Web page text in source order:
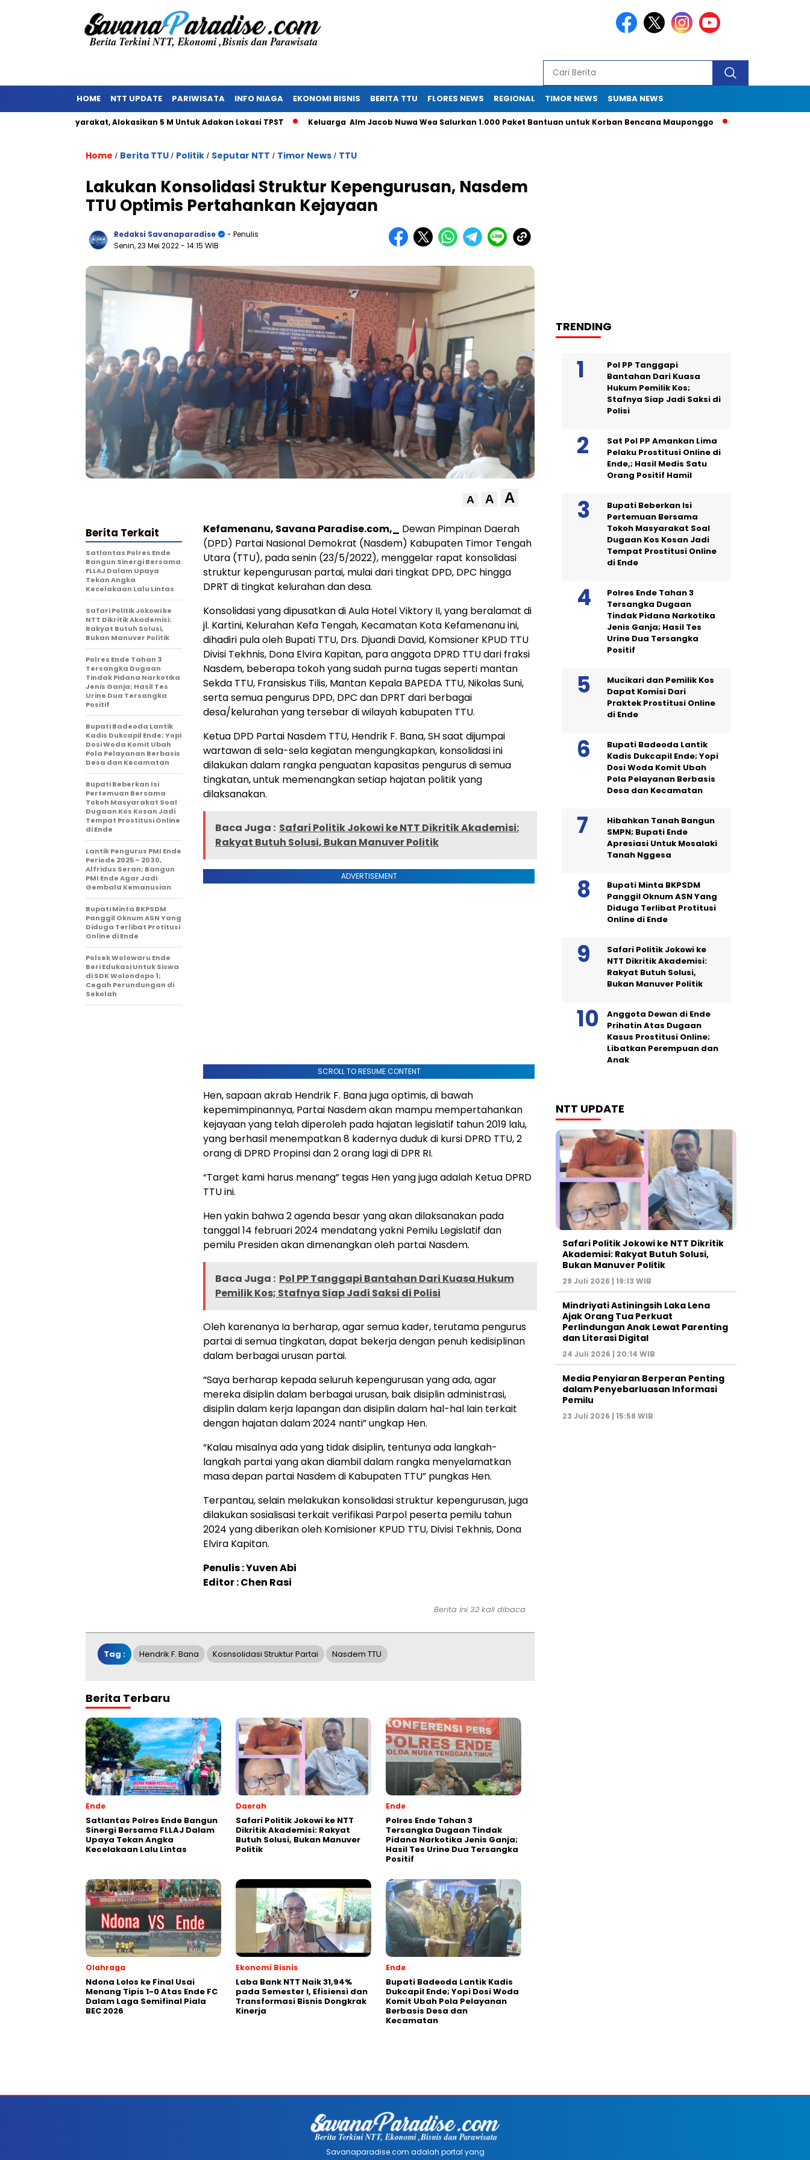
HOME NTT UPDATE PARIWISATA INFO NIAGA EKONOMI BISNIS BERITA TTU FLORES NEWS REGIONAL TIMOR NEWS SUMBA NEWS
Masyarakat, Alokasikan 5 M Untuk Adakan Lokasi TPST Keluarga Alm Jacob Nuwa Wea Salurkan 1.000 Paket Bantuan untuk Korban Bencana Mauponggo Drama Pergub 33: Kadis
Home / Berita TTU / Politik / Seputar NTT / Timor News / TTU
Lakukan Konsolidasi Struktur Kepengurusan, Nasdem
TTU Optimis Pertahankan Kejayaan
Redaksi Savanaparadise
- Penulis
Senin, 23 Mei 2022- 14:15 WIB
A A A
Kefamenanu, Savana Paradise.com,_ Dewan Pimpinan Daerah
(DPD) Partai Nasional Demokrat (Nasdem) Kabupaten Timor Tengah
Utara (TTU), pada senin (23/5/2022), menggelar rapat konsolidasi
struktur kepengurusan partai, mulai dari tingkat DPD, DPC hingga
DPRT di tingkat kelurahan dan desa.
Konsolidasi yang dipusatkan di Aula Hotel Viktory II, yang beralamat di
jl. Kartini, Kelurahan Kefa Tengah, Kecamatan Kota Kefamenanu ini,
dihadiri pula oleh Bupati TTU, Drs. Djuandi David, Komsioner KPUD TTU
Divisi Tekhnis, Dona Elvira Kapitan, para anggota DPRD TTU dari fraksi
Nasdem, beberapa tokoh yang sudah purna tugas seperti mantan
Sekda TTU, Fransiskus Tilis, Mantan Kepala BAPEDA TTU, Nikolas Suni,
serta semua pengurus DPD, DPC dan DPRT dari berbagai
desa/kelurahan yang tersebar di wilayah kabupaten TTU.
Ketua DPD Partai Nasdem TTU, Hendrik F. Bana, SH saat dijumpai
wartawan di sela-sela kegiatan mengungkapkan, konsolidasi ini
dilakukan dalam rangka penguatan kapasitas pengurus di semua
tingkatan, untuk memenangkan setiap hajatan politik yang
dilaksanakan.
Baca Juga : Safari Politik Jokowi ke NTT Dikritik Akademisi:
Rakyat Butuh Solusi, Bukan Manuver Politik
ADVERTISEMENT
SCROLL TO RESUME CONTENT
Hen, sapaan akrab Hendrik F. Bana juga optimis, di bawah
kepemimpinannya, Partai Nasdem akan mampu mempertahankan
kejayaan yang telah diperoleh pada hajatan legislatif tahun 2019 lalu,
yang berhasil menempatkan 8 kadernya duduk di kursi DPRD TTU, 2
orang di DPRD Propinsi dan 2 orang lagi di DPR RI.
“Target kami harus menang” tegas Hen yang juga adalah Ketua DPRD
TTU ini.
Hen yakin bahwa 2 agenda besar yang akan dilaksanakan pada
tanggal 14 februari 2024 mendatang yakni Pemilu Legislatif dan
pemilu Presiden akan dimenangkan oleh partai Nasdem.
Baca Juga : Pol PP Tanggapi Bantahan Dari Kuasa Hukum
Pemilik Kos; Stafnya Siap Jadi Saksi di Polisi
Oleh karenanya Ia berharap, agar semua kader, terutama pengurus
partai di semua tingkatan, dapat bekerja dengan penuh kedisiplinan
dalam berbagai urusan partai.
“Saya berharap kepada seluruh kepengurusan yang ada, agar
mereka disiplin dalam berbagai urusan, baik disiplin administrasi,
disiplin dalam kerja lapangan dan disiplin dalam hal-hal lain terkait
dengan hajatan dalam 2024 nanti” ungkap Hen.
“Kalau misalnya ada yang tidak disiplin, tentunya ada langkah-
langkah partai yang akan diambil dalam rangka menyelamatkan
masa depan partai Nasdem di Kabupaten TTU” pungkas Hen.
Terpantau, selain melakukan konsolidasi struktur kepengurusan, juga
dilakukan sosialisasi terkait verifikasi Parpol peserta pemilu tahun
2024 yang diberikan oleh Komisioner KPUD TTU, Divisi Tekhnis, Dona
Elvira Kapitan.
Penulis : Yuven Abi
Editor : Chen Rasi
Berita Terkait
Satlantas Polres Ende
Bangun Sinergi Bersama
FLLAJ Dalam Upaya
Tekan Angka
Kecelakaan Lalu Lintas
Safari Politik Jokowi ke
NTT Dikritik Akademisi:
Rakyat Butuh Solusi,
Bukan Manuver Politik
Polres Ende Tahan 3
Tersangka Dugaan
Tindak Pidana Narkotika
Jenis Ganja; Hasil Tes
Urine Dua Tersangka
Positif
Bupati Badeoda Lantik
Kadis Dukcapil Ende; Yopi
Dosi Woda Komit Ubah
Pola Pelayanan Berbasis
Desa dan Kecamatan
Bupati Beberkan Isi
Pertemuan Bersama
Tokoh Masyarakat Soal
Dugaan Kos Kosan Jadi
Tempat Prostitusi Online
di Ende
Lantik Pengurus PMI Ende
Periode 2025 – 2030,
Alfridus Seran; Bangun
PMI Ende Agar Jadi
Gembala Kemanusian
Bupati Minta BKPSDM
Panggil Oknum ASN Yang
Diduga Terlibat Protitusi
Online di Ende
Polsek Wolowaru Ende
Beri Edukasi Untuk Siswa
di SDK Wolondopo 1;
Cegah Perundungan di
Sekolah
Berita ini 32 kali dibaca
Tag : Hendrik F. Bana Kosnsolidasi Struktur Partai Nasdem TTU
Berita Terbaru
Ende
Satlantas Polres Ende Bangun
Sinergi Bersama FLLAJ Dalam
Upaya Tekan Angka
Kecelakaan Lalu Lintas
Daerah
Safari Politik Jokowi ke NTT
Dikritik Akademisi: Rakyat
Butuh Solusi, Bukan Manuver
Politik
Ende
Polres Ende Tahan 3
Tersangka Dugaan Tindak
Pidana Narkotika Jenis Ganja;
Hasil Tes Urine Dua Tersangka
Positif
Olahraga
Ndona Lolos ke Final Usai
Menang Tipis 1-0 Atas Ende FC
Dalam Laga Semifinal Piala
BEC 2026
Ekonomi Bisnis
Laba Bank NTT Naik 31,94%
pada Semester I, Efisiensi dan
Transformasi Bisnis Dongkrak
Kinerja
Ende
Bupati Badeoda Lantik Kadis
Dukcapil Ende; Yopi Dosi Woda
Komit Ubah Pola Pelayanan
Berbasis Desa dan
Kecamatan
TRENDING
Pol PP Tanggapi
Bantahan Dari Kuasa
Hukum Pemilik Kos;
Stafnya Siap Jadi Saksi di
Polisi
Sat Pol PP Amankan Lima
Pelaku Prostitusi Online di
Ende,; Hasil Medis Satu
Orang Positif Hamil
Bupati Beberkan Isi
Pertemuan Bersama
Tokoh Masyarakat Soal
Dugaan Kos Kosan Jadi
Tempat Prostitusi Online
di Ende
Polres Ende Tahan 3
Tersangka Dugaan
Tindak Pidana Narkotika
Jenis Ganja; Hasil Tes
Urine Dua Tersangka
Positif
Mucikari dan Pemilik Kos
Dapat Komisi Dari
Praktek Prostitusi Online
di Ende
Bupati Badeoda Lantik
Kadis Dukcapil Ende; Yopi
Dosi Woda Komit Ubah
Pola Pelayanan Berbasis
Desa dan Kecamatan
Hibahkan Tanah Bangun
SMPN; Bupati Ende
Apresiasi Untuk Mosalaki
Tanah Nggesa
Bupati Minta BKPSDM
Panggil Oknum ASN Yang
Diduga Terlibat Protitusi
Online di Ende
Safari Politik Jokowi ke
NTT Dikritik Akademisi:
Rakyat Butuh Solusi,
Bukan Manuver Politik
Anggota Dewan di Ende
Prihatin Atas Dugaan
Kasus Prostitusi Online;
Libatkan Perempuan dan
Anak
NTT UPDATE
Safari Politik Jokowi ke NTT Dikritik
Akademisi: Rakyat Butuh Solusi,
Bukan Manuver Politik
29 Juli 2026 | 19:13 WIB
Mindriyati Astiningsih Laka Lena
Ajak Orang Tua Perkuat
Perlindungan Anak Lewat Parenting
dan Literasi Digital
24 Juli 2026 | 20:14 WIB
Media Penyiaran Berperan Penting
dalam Penyebarluasan Informasi
Pemilu
23 Juli 2026 | 15:58 WIB
Savanaparadise.com adalah portal yang